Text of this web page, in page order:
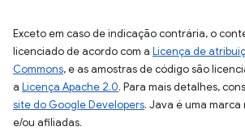
Exceto em caso de indicação contrária, o
licenciado de acordo com a Licença de
Commons, e as amostras de código são
a Licença Apache 2.0. Para mais detalhes,
site do Google Developers. Java é uma
e/ou afiliadas.